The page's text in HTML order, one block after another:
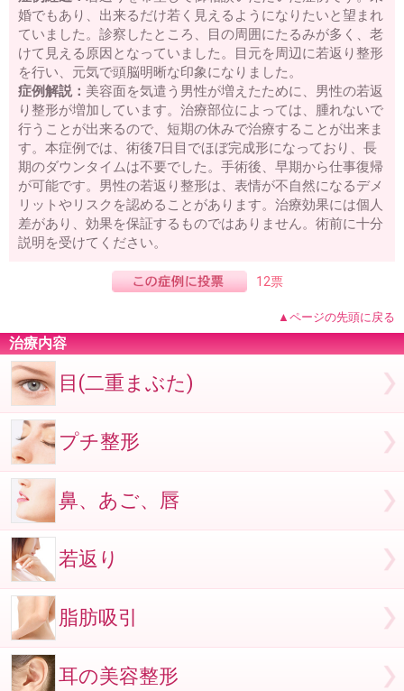
婚でもあり、出来るだけ若く見えるようになりたいと望まれ
ていました。診察したところ、目の周囲にたるみが多く、老
けて見える原因となっていました。目元を周辺に若返り整形
を行い、元気で頭脳明晰な印象になりました。
症例解説： 美容面を気遣う男性が増えたために、男性の若返
り整形が増加しています。治療部位によっては、腫れないで
行うことが出来るので、短期の休みで治療することが出来ま
す。本症例では、術後7日目でほぼ完成形になっており、長
期のダウンタイムは不要でした。手術後、早期から仕事復帰
が可能です。男性の若返り整形は、表情が不自然になるデメ
リットやリスクを認めることがあります。治療効果には個人
差があり、効果を保証するものではありません。術前に十分
説明を受けてください。
12票
▲ページの先頭に戻る
治療内容
目(二重まぶた)
プチ整形
鼻、あご、唇
若返り
脂肪吸引
耳の美容整形